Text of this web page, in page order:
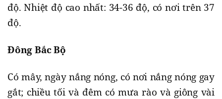
độ. Nhiệt độ cao nhất: 34-36 độ, có nơi trên 37
độ.
Đông Bắc Bộ
Có mây, ngày nắng nóng, có nơi nắng nóng gay
gắt; chiều tối và đêm có mưa rào và giông vài